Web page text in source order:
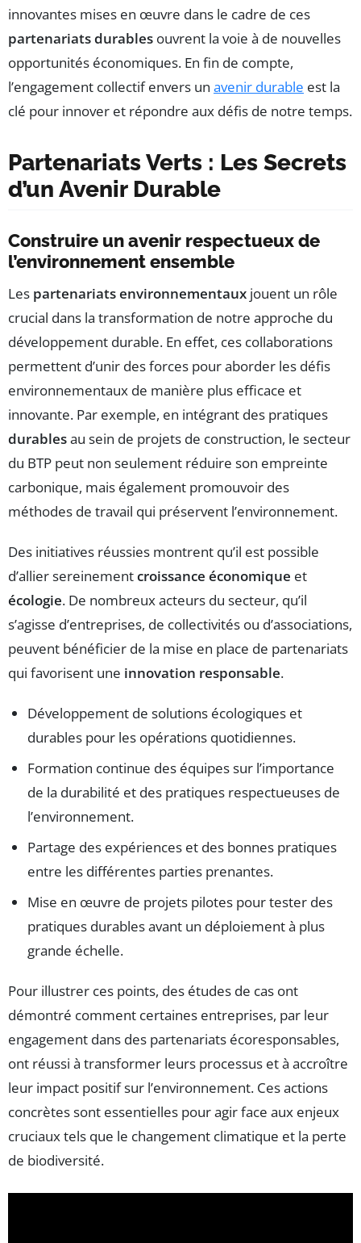
innovantes mises en œuvre dans le cadre de ces
partenariats durables ouvrent la voie à de nouvelles
opportunités économiques. En fin de compte,
l’engagement collectif envers un avenir durable est la
clé pour innover et répondre aux défis de notre temps.
Partenariats Verts : Les Secrets
d’un Avenir Durable
Construire un avenir respectueux de
l’environnement ensemble
Les partenariats environnementaux jouent un rôle
crucial dans la transformation de notre approche du
développement durable. En effet, ces collaborations
permettent d’unir des forces pour aborder les défis
environnementaux de manière plus efficace et
innovante. Par exemple, en intégrant des pratiques
durablesau sein de projets de construction, le secteur
du BTP peut non seulement réduire son empreinte
carbonique, mais également promouvoir des
méthodes de travail qui préservent l’environnement.
Des initiatives réussies montrent qu’il est possible
d’allier sereinementcroissance économique et
écologie. De nombreux acteurs du secteur, qu’il
s’agisse d’entreprises, de collectivités ou d’associations,
peuvent bénéficier de la mise en place de partenariats
qui favorisent une innovation responsable.
Développement de solutions écologiques et
durables pour les opérations quotidiennes.
Formation continue des équipes sur l’importance
de la durabilité et des pratiques respectueuses de
l’environnement.
Partage des expériences et des bonnes pratiques
entre les différentes parties prenantes.
Mise en œuvre de projets pilotes pour tester des
pratiques durables avant un déploiement à plus
grande échelle.
Pour illustrer ces points, des études de cas ont
démontré comment certaines entreprises, par leur
engagement dans des partenariats écoresponsables,
ont réussi à transformer leurs processus et à accroître
leur impact positif sur l’environnement. Ces actions
concrètes sont essentielles pour agir face aux enjeux
cruciaux tels que le changement climatique et la perte
de biodiversité.